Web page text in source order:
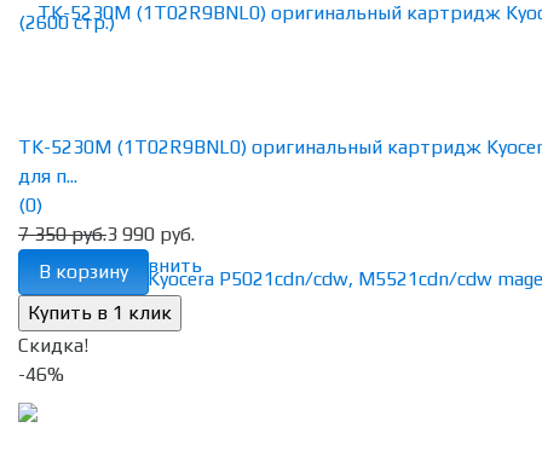
избранное сравнить
TK-5230M (1T02R9BNL0) оригинальный картридж
для п...
(0)
7 350 руб.3 990 руб.
В корзину
Скидка!
-46%